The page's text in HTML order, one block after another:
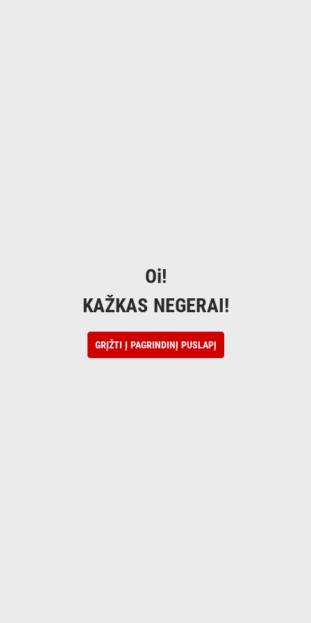
Oi!
KAŽKAS NEGERAI!
GRĮŽTI Į PAGRINDINĮ PUSLAPĮ